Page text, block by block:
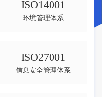
ISO14001
环境管理体系
ISO27001
信息安全管理体系